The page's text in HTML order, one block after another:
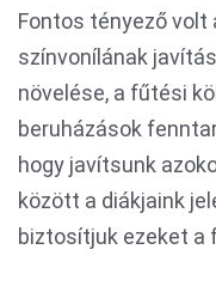
Fontos tényező volt
színvonílának
növelése, a fűtési
beruházások
hogy javítsunk
között a diákjaink
biztosítjuk ezeket a